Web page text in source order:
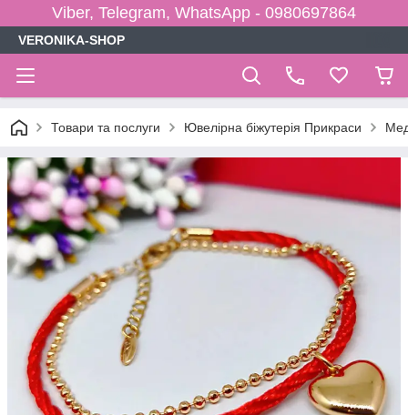
Viber, Telegram, WhatsApp - 0980697864
VERONIKA-SHOP
Товари та послуги Ювелірна біжутерія Прикраси